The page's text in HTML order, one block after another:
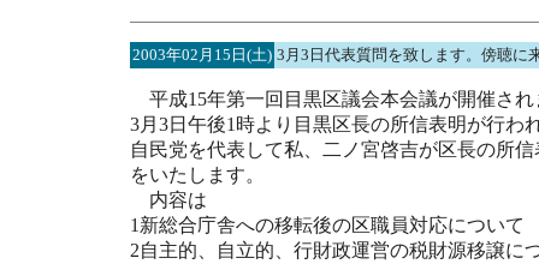
2003年02月15日(土) 3月3日代表質問を致します。傍聴に
平成15年第一回目黒区議会本会議が開催され
3月3日午後1時より目黒区長の所信表明が行わ
自民党を代表して私、二ノ宮啓吉が区長の所
をいたします。
内容は
1新総合庁舎への移転後の区職員対応について
2自主的、自立的、行財政運営の税財源移譲に